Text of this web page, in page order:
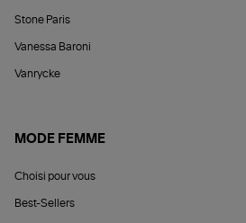
Stone Paris
Vanessa Baroni
Vanrycke
MODE FEMME
Choisi pour vous
Best-Sellers